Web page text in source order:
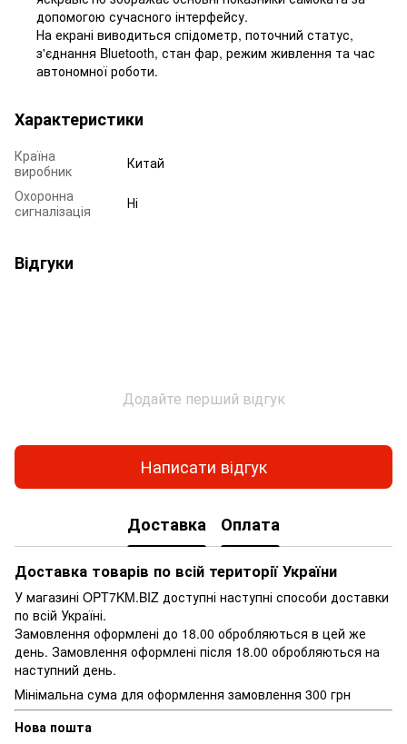
допомогою сучасного інтерфейсу.
На екрані виводиться спідометр, поточний статус,
з'єднання Bluetooth, стан фар, режим живлення та час
автономної роботи.
Характеристики
Країна
виробник
Китай
Охоронна
сигналізація
Ні
Відгуки
Додайте перший відгук
Написати відгук
Доставка Оплата
Доставка товарів по всій території України
У магазині OPT7KM.BIZ доступні наступні способи доставки
по всій Україні.
Замовлення оформлені до 18.00 обробляються в цей же
день. Замовлення оформлені після 18.00 обробляються на
наступний день.
Мінімальна сума для оформлення замовлення 300 грн
Нова пошта